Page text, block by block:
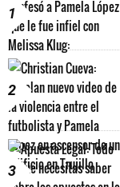
1
2
3